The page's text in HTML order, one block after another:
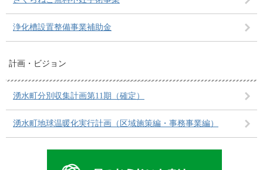
浄化槽設置整備事業補助金
計画・ビジョン
湧水町分別収集計画第11期（確定）
湧水町地球温暖化実行計画（区域施策編・事務事業編）